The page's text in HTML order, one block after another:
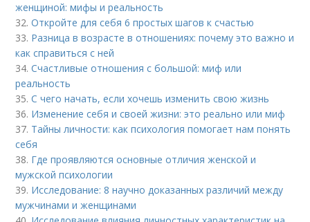
женщиной: мифы и реальность
32.Откройте для себя 6 простых шагов к счастью
33. Разница в возрасте в отношениях: почему это важно и
как справиться с ней
34.Счастливые отношения с большой: миф или
реальность
35.С чего начать, если хочешь изменить свою жизнь
36. Изменение себя и своей жизни: это реально или миф
37. Тайны личности: как психология помогает нам понять
себя
38. Где проявляются основные отличия женской и
мужской психологии
39. Исследование: 8 научно доказанных различий между
мужчинами и женщинами